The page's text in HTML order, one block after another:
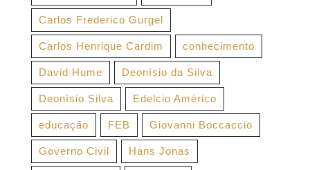
Carlos Frederico Gurgel
Carlos Henrique Cardim conhecimento
David Hume Deonísio da Silva
Deonísio Silva Edelcio Américo
educação FEB Giovanni Boccaccio
Governo Civil Hans Jonas